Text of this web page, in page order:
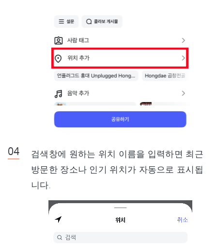
검색창에 원하는 위치 이름을 입력하면 최근
방문한 장소나 인기 위치가 자동으로 표시됩
니다.